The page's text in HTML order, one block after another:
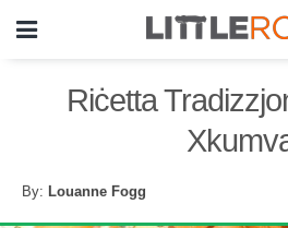
Riċetta
By: Louanne Fogg